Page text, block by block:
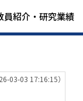
員紹介・研究業績
03-03 17:16:15）